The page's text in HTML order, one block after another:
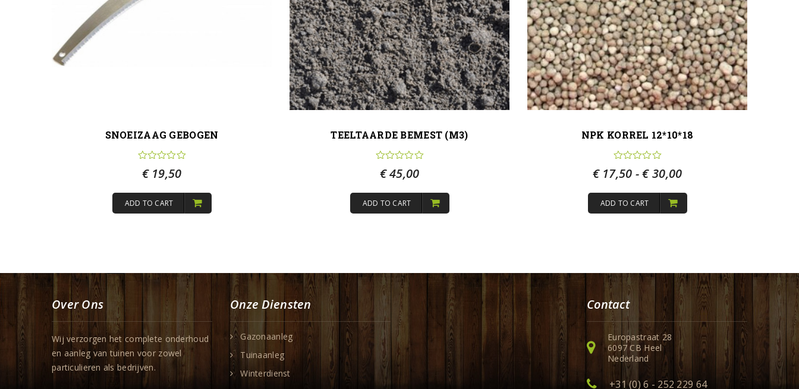
SNOEIZAAG GEBOGEN
€19,50
ADD TO CART
TEELTAARDE BEMEST (M3)
€45,00
ADD TO CART
NPK KORREL 12*10*18
€17,50 - €30,00
ADD TO CART
Over Ons
Wij verzorgen het complete onderhoud
en aanleg van tuinen voor zowel
particulieren als bedrijven.
Onze Diensten
Gazonaanleg
Tuinaanleg
Winterdienst
Contact
Europastraat 28
6097 CB Heel
Nederland
+31 (0) 6 - 252 229 64